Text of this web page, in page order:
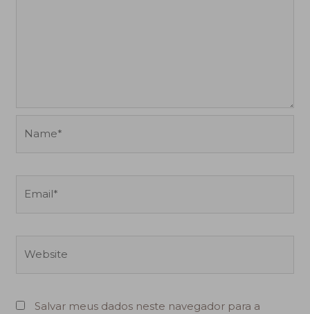
Salvar meus dados neste navegador para a